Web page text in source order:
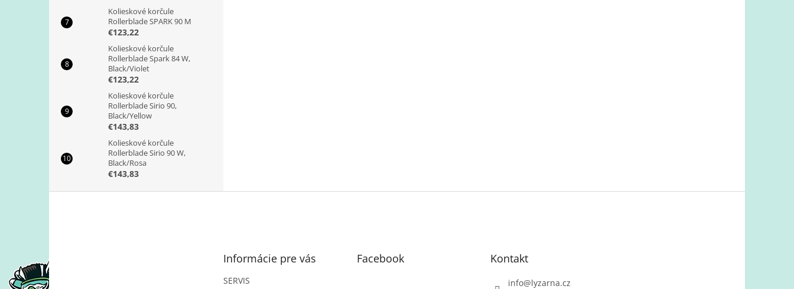
Kolieskové korčule
Rollerblade SPARK 90 M
€123,22
Kolieskové korčule
Rollerblade Spark 84 W,
Black/Violet
€123,22
Kolieskové korčule
Rollerblade Sirio 90,
Black/Yellow
€143,83
Kolieskové korčule
Rollerblade Sirio 90 W,
Black/Rosa
€143,83
Informácie pre vás
SERVIS
Facebook Kontakt
info@lyzarna.cz